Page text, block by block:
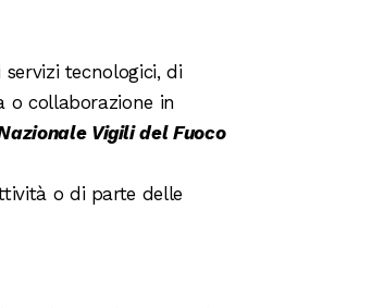
tecnologici, di
o collaborazione in
Vigili del Fuoco
o di parte delle